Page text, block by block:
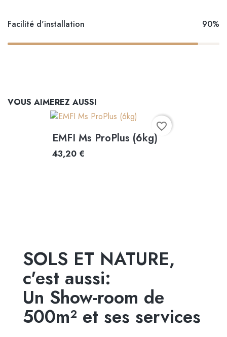
Facilité d'installation 90%
VOUS AIMEREZ AUSSI
EMFI Ms ProPlus (6kg)
43,20 €
favorite_border
SOLS ET NATURE,
c'est aussi:
Un Show-room de
500m² et ses services